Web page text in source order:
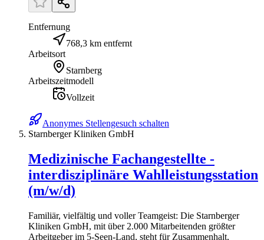
Entfernung
768,3 km entfernt
Arbeitsort
Starnberg
Arbeitszeitmodell
Vollzeit
Anonymes Stellengesuch schalten
Starnberger Kliniken GmbH
Medizinische Fachangestellte -
interdisziplinäre Wahlleistungsstation
(m/w/d)
Familiär, vielfältig und voller Teamgeist: Die Starnberger
Kliniken GmbH, mit über 2.000 Mitarbeitenden größter
Arbeitgeber im 5-Seen-Land, steht für Zusammenhalt,